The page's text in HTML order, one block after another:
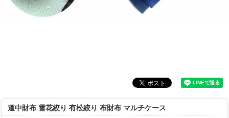
道中財布 雪花絞り 有松絞り 布財布 マルチケース